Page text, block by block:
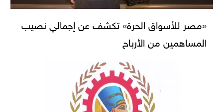
«مصر للأسواق الحرة» تكشف عن إجمالي نصيب
المساهمين من الأرباح